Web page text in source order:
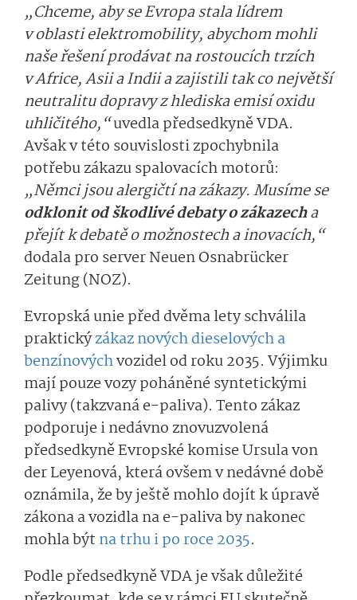
„Chceme, aby se Evropa stala lídrem
v oblasti elektromobility, abychom mohli
naše řešení prodávat na rostoucích trzích
v Africe, Asii a Indii a zajistili tak co největší
neutralitu dopravy z hlediska emisí oxidu
uhličitého,“uvedla předsedkyně VDA.
Avšak v této souvislosti zpochybnila
potřebu zákazu spalovacích motorů:
„Němci jsou alergičtí na zákazy. Musíme se
odklonit od škodlivé debaty o zákazecha
přejít k debatě o možnostech a inovacích,“
dodala pro server Neuen Osnabrücker
Zeitung (NOZ).
Evropská unie před dvěma lety schválila
praktickýzákaz nových dieselových a
benzínovýchvozidel od roku 2035. Výjimku
mají pouze vozy poháněné syntetickými
palivy (takzvaná e-paliva). Tento zákaz
podporuje i nedávno znovuzvolená
předsedkyně Evropské komise Ursula von
der Leyenová, která ovšem v nedávné době
oznámila, že by ještě mohlo dojít k úpravě
zákona a vozidla na e-paliva by nakonec
mohla být na trhu i po roce 2035.
Podle předsedkyně VDA je však důležité